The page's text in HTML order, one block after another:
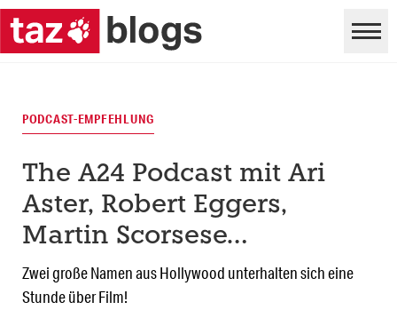
PODCAST-EMPFEHLUNG
The A24 Podcast mit Ari
Aster, Robert Eggers,
Martin Scorsese…
Zwei große Namen aus Hollywood unterhalten sich eine
Stunde über Film!